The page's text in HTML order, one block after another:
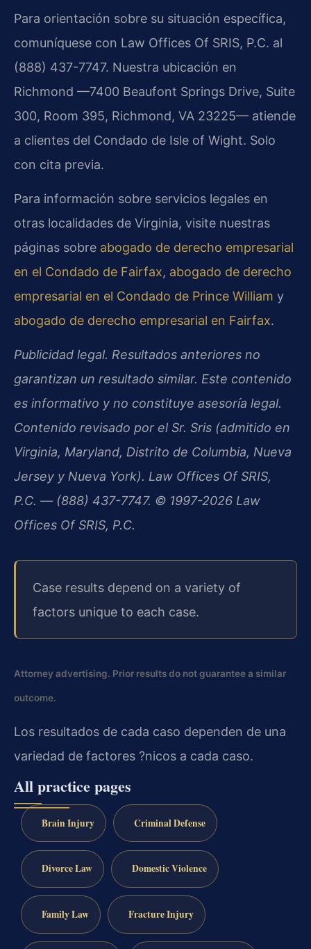
Para orientación sobre su situación específica,
comuníquese con Law Offices Of SRIS, P.C. al
(888) 437-7747. Nuestra ubicación en
Richmond —7400 Beaufont Springs Drive, Suite
300, Room 395, Richmond, VA 23225— atiende
a clientes del Condado de Isle of Wight. Solo
con cita previa.
Para información sobre servicios legales en
otras localidades de Virginia, visite nuestras
páginas sobre abogado de derecho empresarial
en el Condado de Fairfax, abogado de derecho
empresarial en el Condado de Prince William y
abogado de derecho empresarial en Fairfax.
Publicidad legal. Resultados anteriores no
garantizan un resultado similar. Este contenido
es informativo y no constituye asesoría legal.
Contenido revisado por el Sr. Sris (admitido en
Virginia, Maryland, Distrito de Columbia, Nueva
Jersey y Nueva York). Law Offices Of SRIS,
P.C. — (888) 437-7747. © 1997-2026 Law
Offices Of SRIS, P.C.
Case results depend on a variety of
factors unique to each case.
Attorney advertising. Prior results do not guarantee a similar
outcome.
Los resultados de cada caso dependen de una
variedad de factores ?nicos a cada caso.
All practice pages
Brain Injury Criminal Defense
Divorce Law Domestic Violence
Family Law Fracture Injury